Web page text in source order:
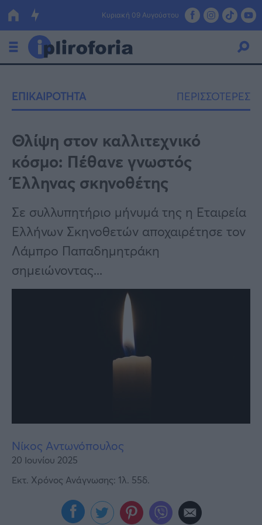
Κυριακή 09 Αυγούστου
Οικονομία
Πολιτική
Τράπεζες
Επιδοτήσεις
ΕΣΠΑ
Κόσμος
Lifestyle
Αθλητικά
Υγεία
Γυναίκα
ΕΠΙΚΑΙΡΟΤΗΤΑ ΠΕΡΙΣΣΟΤΕΡΕΣ
Θλίψη στον καλλιτεχνικό
κόσμο: Πέθανε γνωστός
Έλληνας σκηνοθέτης
Σε συλλυπητήριο μήνυμά της η Εταιρεία
Ελλήνων Σκηνοθετών αποχαιρέτησε τον
Λάμπρο Παπαδημητράκη
σημειώνοντας...
Νίκος Αντωνόπουλος
20 Ιουνίου 2025
Εκτ. Χρόνος Ανάγνωσης: 1λ. 55δ.